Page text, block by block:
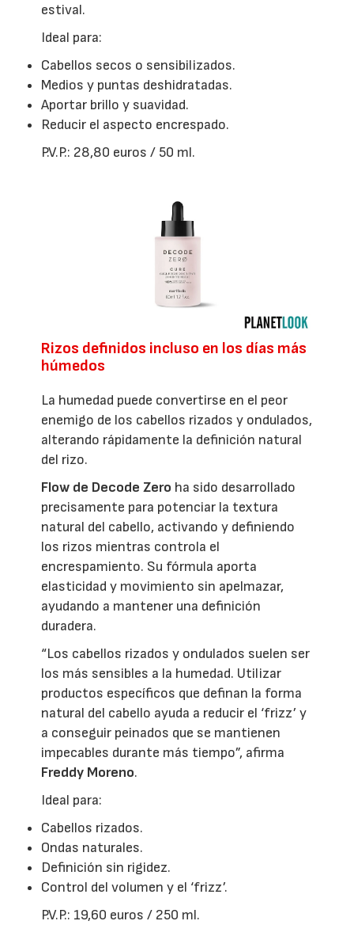
estival.
Ideal para:
Cabellos secos o sensibilizados.
Medios y puntas deshidratadas.
Aportar brillo y suavidad.
Reducir el aspecto encrespado.
P.V.P.: 28,80 euros / 50 ml.
Rizos definidos incluso en los días más
húmedos
La humedad puede convertirse en el peor
enemigo de los cabellos rizados y ondulados,
alterando rápidamente la definición natural
del rizo.
Flow de Decode Zero ha sido desarrollado
precisamente para potenciar la textura
natural del cabello, activando y definiendo
los rizos mientras controla el
encrespamiento. Su fórmula aporta
elasticidad y movimiento sin apelmazar,
ayudando a mantener una definición
duradera.
“Los cabellos rizados y ondulados suelen ser
los más sensibles a la humedad. Utilizar
productos específicos que definan la forma
natural del cabello ayuda a reducir el ‘frizz’ y
a conseguir peinados que se mantienen
impecables durante más tiempo”, afirma
Freddy Moreno.
Ideal para:
Cabellos rizados.
Ondas naturales.
Definición sin rigidez.
Control del volumen y el ‘frizz’.
P.V.P.: 19,60 euros / 250 ml.